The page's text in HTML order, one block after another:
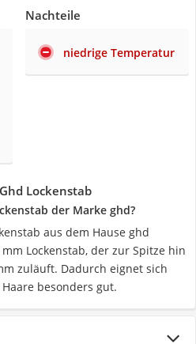
Nachteile
niedrige Temperatur
Lockenstab
der Marke ghd?
aus dem Hause ghd
Lockenstab, der zur Spitze hin
zuläuft. Dadurch eignet sich
besonders gut.